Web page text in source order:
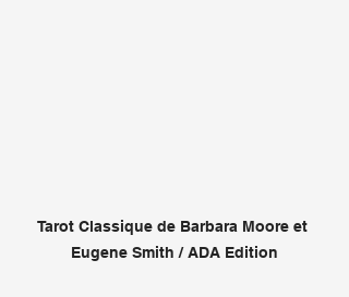
Tarot Classique de Barbara Moore et
Eugene Smith / ADA Edition